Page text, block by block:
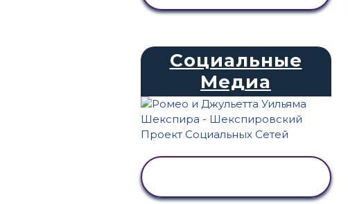
Социальные
Медиа